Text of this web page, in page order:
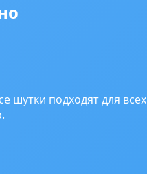
шутки подходят для всех